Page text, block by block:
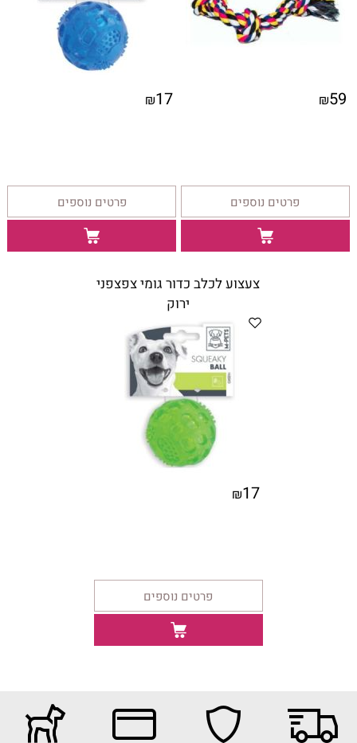
₪59
פרטים נוספים
₪17
פרטים נוספים
צעצוע לכלב כדור גומי צפצפני
ירוק
₪17
פרטים נוספים